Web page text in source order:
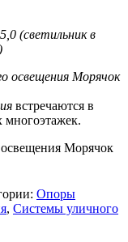
(светильник в
освещения Морячок
встречаются в
многоэтажек.
освещения Морячок
Опоры
, Системы уличного